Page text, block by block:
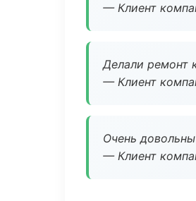
— Клиент
Делали ремонт
— Клиент
Очень
— Клиент